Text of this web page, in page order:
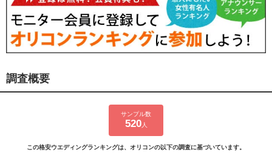
調査概要
サンプル数
520人
この格安ウエディングランキングは、オリコンの以下の調査に基づいています。